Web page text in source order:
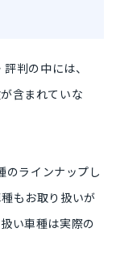
判の中には、
含まれていな
のラインナップし
もお取り扱いが
い車種は実際の